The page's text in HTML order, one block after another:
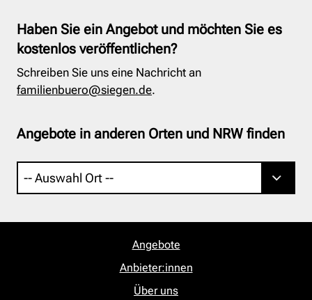
Haben Sie ein Angebot und möchten Sie es
kostenlos veröffentlichen?
Schreiben Sie uns eine Nachricht an
familienbuero@siegen.de.
Angebote in anderen Orten und NRW finden
Angebote
Anbieter:innen
Über uns